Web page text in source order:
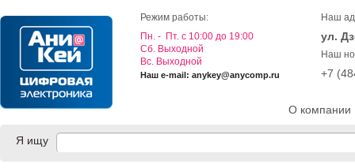
О компании
Режим работы:
Пн. - Пт. с 10:00 до 19:00
Cб. Выходной
Вс. Выходной
Наш e-mail: anykey@anycomp.ru
Наш
ул.
Наш
+7
Я ищу